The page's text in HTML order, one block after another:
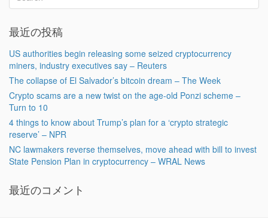
最近の投稿
US authorities begin releasing some seized cryptocurrency
miners, industry executives say – Reuters
The collapse of El Salvador’s bitcoin dream – The Week
Crypto scams are a new twist on the age-old Ponzi scheme –
Turn to 10
4 things to know about Trump’s plan for a ‘crypto strategic
reserve’ – NPR
NC lawmakers reverse themselves, move ahead with bill to invest
State Pension Plan in cryptocurrency – WRAL News
最近のコメント